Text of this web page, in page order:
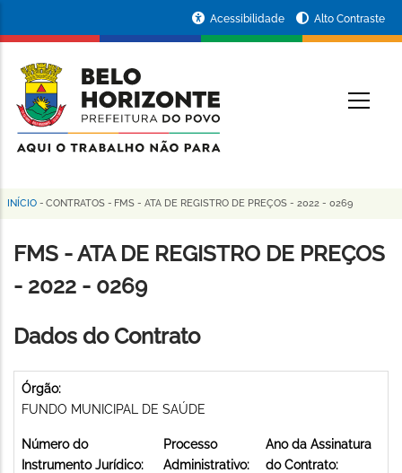
conteúdo
principal
da
Prefeitura
de
Horizonte
Acessibilidade Alto Contraste
Trilha
de
navegação
INÍCIO - CONTRATOS - FMS - ATA DE REGISTRO DE PREÇOS - 2022 - 0269
FMS - ATA DE REGISTRO DE PREÇOS
- 2022 - 0269
Dados do Contrato
Órgão:
FUNDO MUNICIPAL DE SAÚDE
Número do
Instrumento Jurídico:
Processo
Administrativo:
Ano da Assinatura
do Contrato: